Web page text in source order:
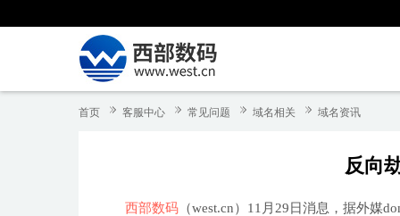
首页 客服中心 常见问题 域名相关 域名资讯
反向
西部数码 （west.cn）11月29日消息，据外媒